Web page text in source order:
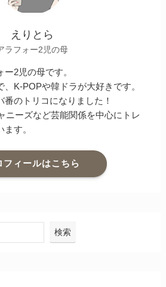
えりとら
ラフォー2児の母
2児の母です。
K-POPや韓ドラが大好きです。
のトリコになりました！
ニーズなど芸能関係を中心にトレ
す。
フィールはこちら
検索